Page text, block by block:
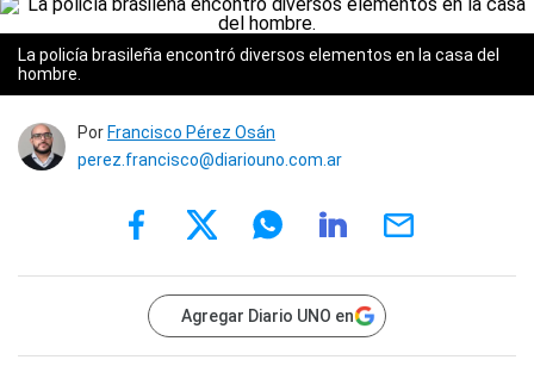
La policía brasileña encontró diversos elementos en la casa del
hombre.
Por Francisco Pérez Osán
perez.francisco@diariouno.com.ar
Agregar Diario UNO en